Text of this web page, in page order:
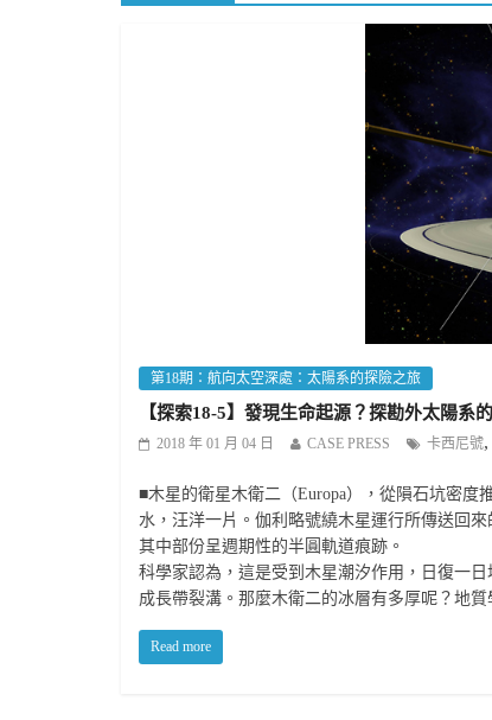
第18期：航向太空深處：太陽系的探險之旅
【探索18-5】發現生命起源？探勘外太陽系
2018 年 01 月 04 日 CASE PRESS 卡西尼號,
■木星的衛星木衛二（Europa），從隕石坑密度
水，汪洋一片。伽利略號繞木星運行所傳送回
其中部份呈週期性的半圓軌道痕跡。
科學家認為，這是受到木星潮汐作用，日復一
成長帶裂溝。那麼木衛二的冰層有多厚呢？地質
Read more